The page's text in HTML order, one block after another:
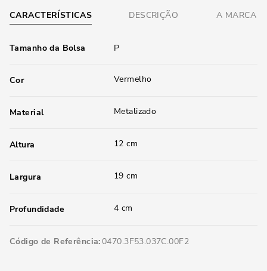
CARACTERÍSTICAS DESCRIÇÃO A MARCA
Tamanho da Bolsa P
Cor Vermelho
Material Metalizado
Altura 12 cm
Largura 19 cm
Profundidade 4 cm
Código de Referência 0470.3F53.037C.00F2